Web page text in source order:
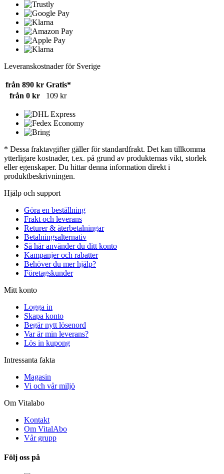
Leveranskostnader för Sverige
från 890 kr Gratis*
från 0 kr
109 kr
* Dessa fraktavgifter gäller för standardfrakt. Det kan tillkomma
ytterligare kostnader, t.ex. på grund av produkternas vikt, storlek
eller egenskaper. Du hittar denna information direkt i
produktbeskrivningen.
Hjälp och support
Göra en beställning
Frakt och leverans
Returer & återbetalningar
Betalningsalternativ
Så här använder du ditt konto
Kampanjer och rabatter
Behöver du mer hjälp?
Företagskunder
Mitt konto
Logga in
Skapa konto
Begär nytt lösenord
Var är min leverans?
Lös in kupong
Intressanta fakta
Magasin
Vi och vår miljö
Om Vitalabo
Kontakt
Om VitalAbo
Vår grupp
Följ oss på